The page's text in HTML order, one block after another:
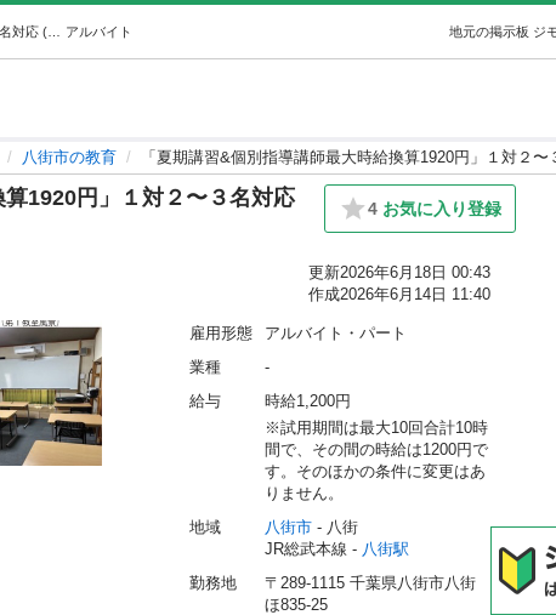
アルバイト 地元の掲示板 ジ
八街市の教育 「夏期講習&個別指導講師最大時給換算1920円」１対２〜
算1920円」１対２〜３名対応 4 お気に入り登録
更新2026年6月18日 00:43
作成2026年6月14日 11:40
雇用形態
アルバイト・パート
業種
-
給与
時給1,200円
※試用期間は最大10回合計10時
間で、その間の時給は1200円で
す。そのほかの条件に変更はあ
りません。
地域
八街市 - 八街
JR総武本線 - 八街駅
勤務地
〒289-1115 千葉県八街市八街
ほ835-25